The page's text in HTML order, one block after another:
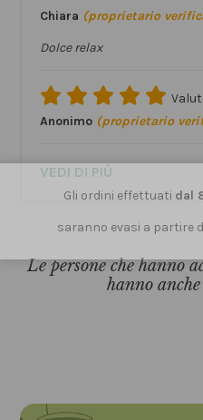
Chiara (proprietario
Dolce relax
Anonimo (proprietario
VEDI DI PIÙ
Le persone che hanno
hanno
Gli ordini effettuati dal
saranno evasi a partire